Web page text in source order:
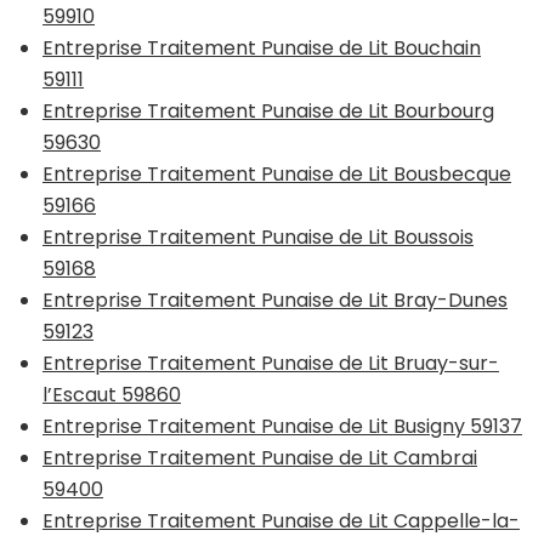
59910
Entreprise Traitement Punaise de Lit Bouchain
59111
Entreprise Traitement Punaise de Lit Bourbourg
59630
Entreprise Traitement Punaise de Lit Bousbecque
59166
Entreprise Traitement Punaise de Lit Boussois
59168
Entreprise Traitement Punaise de Lit Bray-Dunes
59123
Entreprise Traitement Punaise de Lit Bruay-sur-
l’Escaut 59860
Entreprise Traitement Punaise de Lit Busigny 59137
Entreprise Traitement Punaise de Lit Cambrai
59400
Entreprise Traitement Punaise de Lit Cappelle-la-